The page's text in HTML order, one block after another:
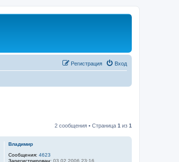
Вход
Регистрация
2 сообщения • Страница 1 из 1
Владимир
Сообщения: 4623
Зарегистрирован: 03 02 2006 23:16